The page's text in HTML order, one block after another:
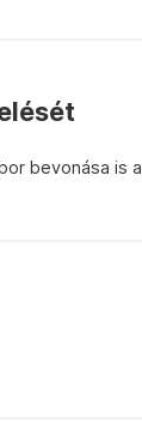
bevonása is a